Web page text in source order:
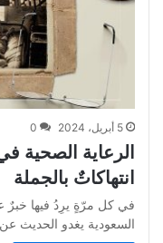
5 أبريل، 2024 0
الرعاية الصحية
انتهاكاتٌ بالجملة
في كل مرّةٍ يرِدُ فيها خبرٌ
السعودية يغدو الحديث